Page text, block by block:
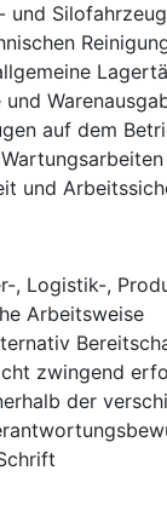
und
auf dem
und
, Logistik-,
Arbeitsweise
zwingend
der